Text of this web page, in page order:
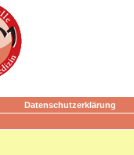
Datenschutzerklärung